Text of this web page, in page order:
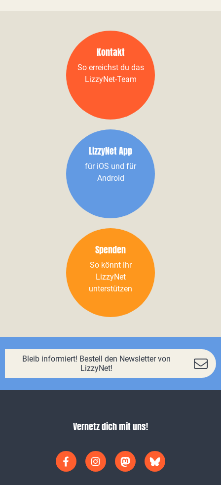
Kontakt
So erreichst du das
LizzyNet-Team
LizzyNet App
für iOS und für
Android
Spenden
So könnt ihr
LizzyNet
unterstützen
Bleib informiert! Bestell den Newsletter von
LizzyNet!
Vernetz dich mit uns!